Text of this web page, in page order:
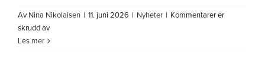
AvNina Nikolaisen | 11. juni 2026 | Nyheter | Kommentarer er
skrudd avfor
Dyrøyseminaret
Les mer